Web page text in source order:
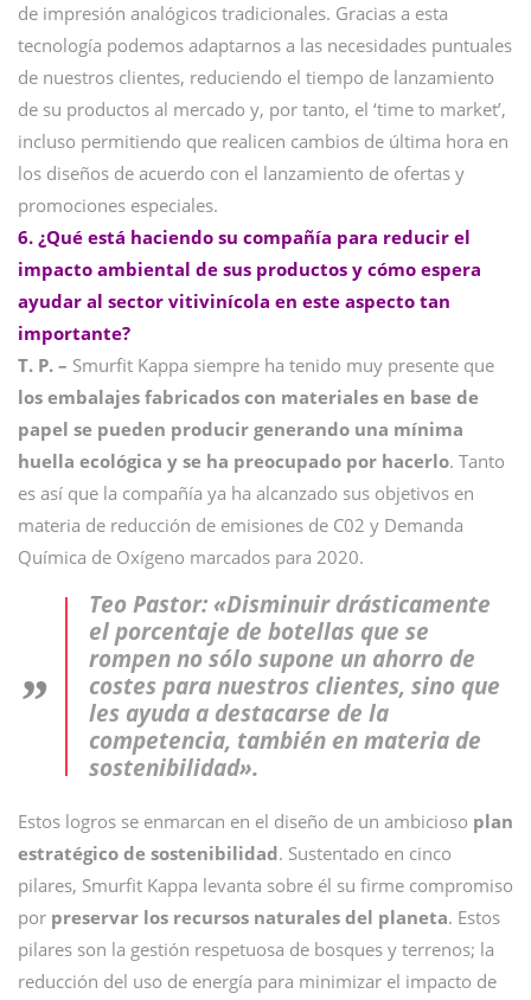
de impresión analógicos tradicionales. Gracias a esta
tecnología podemos adaptarnos a las necesidades puntuales
de nuestros clientes, reduciendo el tiempo de lanzamiento
de su productos al mercado y, por tanto, el ‘time to market’,
incluso permitiendo que realicen cambios de última hora en
los diseños de acuerdo con el lanzamiento de ofertas y
promociones especiales.
6. ¿Qué está haciendo su compañía para reducir el
impacto ambiental de sus productos y cómo espera
ayudar al sector vitivinícola en este aspecto tan
importante?
T. P. – Smurfit Kappa siempre ha tenido muy presente que
los embalajes fabricados con materiales en base de
papel se pueden producir generando una mínima
huella ecológica y se ha preocupado por hacerlo. Tanto
es así que la compañía ya ha alcanzado sus objetivos en
materia de reducción de emisiones de C02 y Demanda
Química de Oxígeno marcados para 2020.
Teo Pastor: «Disminuir drásticamente
el porcentaje de botellas que se
rompen no sólo supone un ahorro de
costes para nuestros clientes, sino que
les ayuda a destacarse de la
competencia, también en materia de
sostenibilidad».
Estos logros se enmarcan en el diseño de un ambicioso plan
estratégico de sostenibilidad. Sustentado en cinco
pilares, Smurfit Kappa levanta sobre él su firme compromiso
por preservar los recursos naturales del planeta. Estos
pilares son la gestión respetuosa de bosques y terrenos; la
reducción del uso de energía para minimizar el impacto de